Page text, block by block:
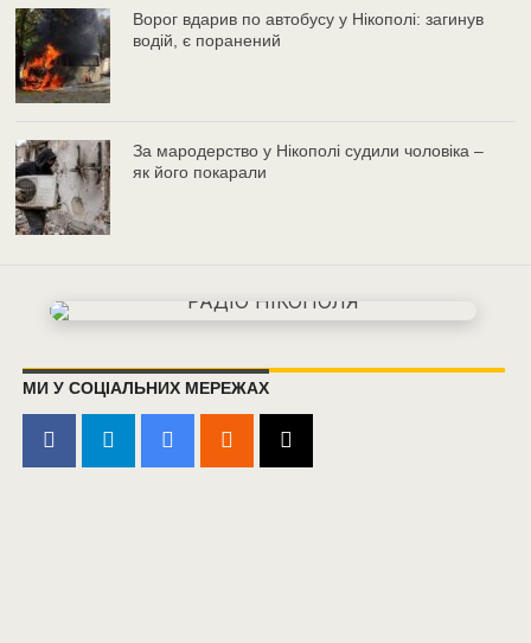
Ворог вдарив по автобусу у Нікополі: загинув
водій, є поранений
За мародерство у Нікополі судили чоловіка –
як його покарали
МИ У СОЦІАЛЬНИХ МЕРЕЖАХ